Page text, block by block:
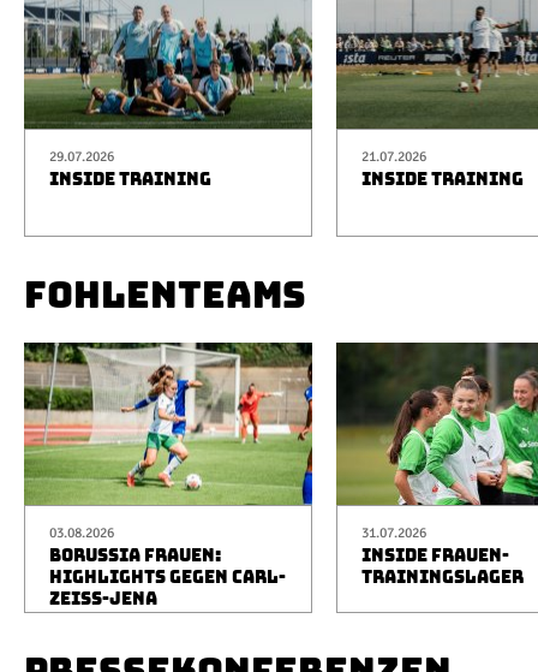
29.07.2026
INSIDE TRAINING
21.07.2026
INSIDE TRAINING
FOHLENTEAMS
03.08.2026
BORUSSIA FRAUEN:
HIGHLIGHTS GEGEN CARL-
ZEISS-JENA
31.07.2026
INSIDE FRAUEN-
TRAININGSLAGER